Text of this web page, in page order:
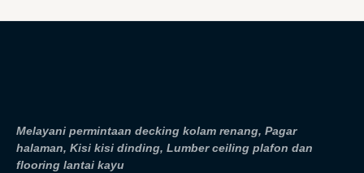
Melayani permintaan decking kolam renang, Pagar
halaman, Kisi kisi dinding, Lumber ceiling plafon dan
flooring lantai kayu